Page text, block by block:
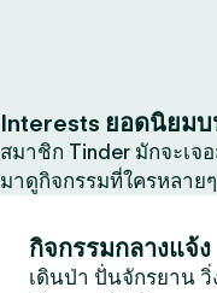
Interests ยอดนิยม
สมาชิก Tinder มักจะเ
มาดูกิจกรรมที่ใครหลาย
กิจกรรมกลางแจ้ง
เดินป่า ปั่นจักรยาน วิ่